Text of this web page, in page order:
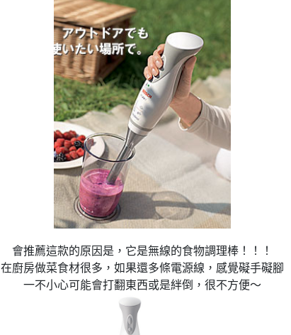
會推薦這款的原因是，它是無線的食物調理棒！！！
在廚房做菜食材很多，如果還多條電源線，感覺礙手礙腳
一不小心可能會打翻東西或是絆倒，很不方便～